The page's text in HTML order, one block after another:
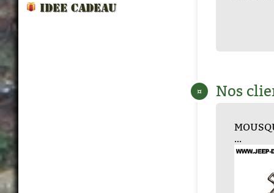
IDEE CADEAU
¤ Nos
MOUSQUETON DE
OEILLET OVALE ...
Bec verseur je...